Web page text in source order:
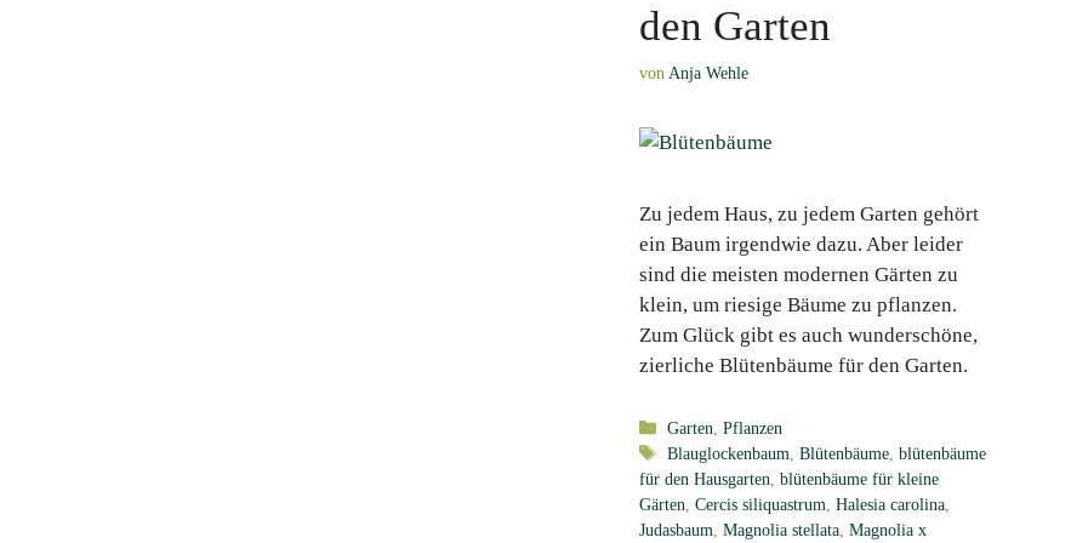
den Garten
vonAnja Wehle
Zu jedem Haus, zu jedem Garten gehört
ein Baum irgendwie dazu. Aber leider
sind die meisten modernen Gärten zu
klein, um riesige Bäume zu pflanzen.
Zum Glück gibt es auch wunderschöne,
zierliche Blütenbäume für den Garten.
Kategorien
Garten ,Pflanzen
Schlagwörter
Blauglockenbaum ,Blütenbäume ,blütenbäume
für den Hausgarten blütenbäume für kleine
Gärten Cercis siliquastrum Halesia carolina
Judasbaum Magnolia stellata Magnolia x